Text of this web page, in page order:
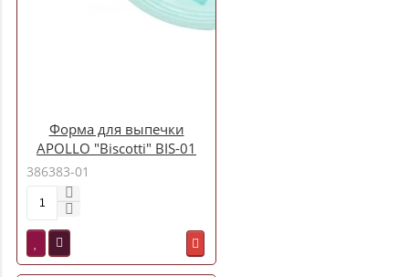
Форма для выпечки
APOLLO "Biscotti" BIS-01
386383-01